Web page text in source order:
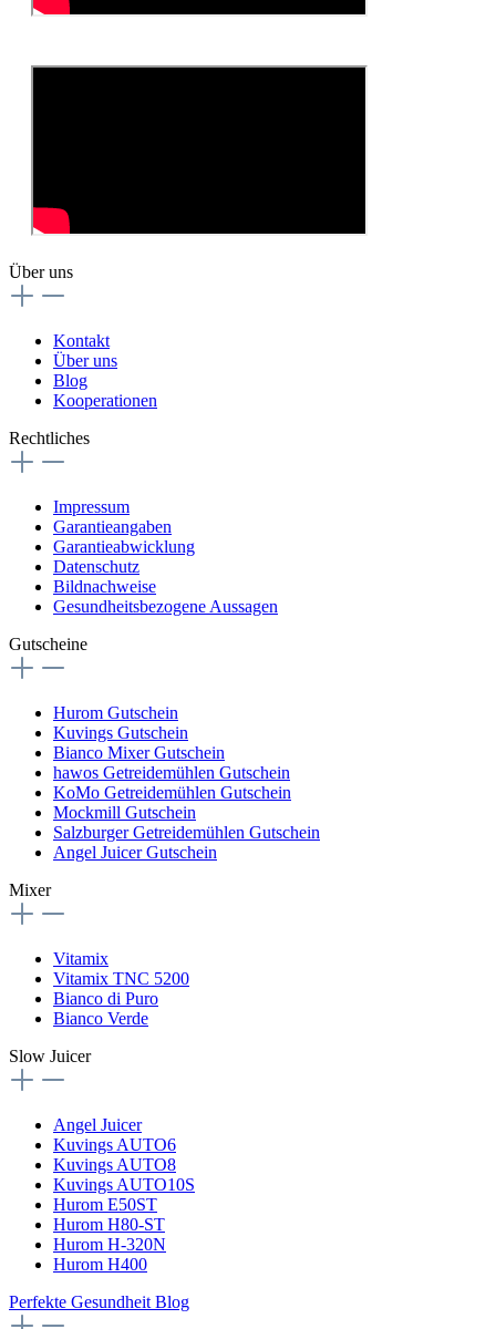
Über uns
Kontakt
Über uns
Blog
Kooperationen
Rechtliches
Impressum
Garantieangaben
Garantieabwicklung
Datenschutz
Bildnachweise
Gesundheitsbezogene Aussagen
Gutscheine
Hurom Gutschein
Kuvings Gutschein
Bianco Mixer Gutschein
hawos Getreidemühlen Gutschein
KoMo Getreidemühlen Gutschein
Mockmill Gutschein
Salzburger Getreidemühlen Gutschein
Angel Juicer Gutschein
Mixer
Vitamix
Vitamix TNC 5200
Bianco di Puro
Bianco Verde
Slow Juicer
Angel Juicer
Kuvings AUTO6
Kuvings AUTO8
Kuvings AUTO10S
Hurom E50ST
Hurom H80-ST
Hurom H-320N
Hurom H400
Perfekte Gesundheit Blog